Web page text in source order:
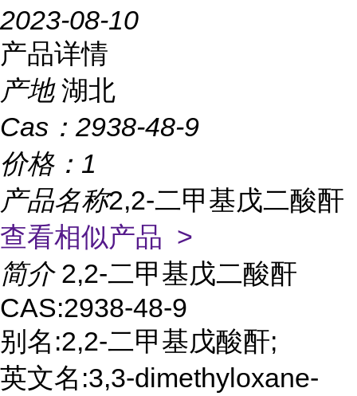
2023-08-10
产品详情
产地 湖北
Cas： 2938-48-9
价格： 1
产品名称2,2-二甲基戊二酸酐
查看相似产品 >
简介 2,2-二甲基戊二酸酐
CAS:2938-48-9
别名:2,2-二甲基戊酸酐;
英文名:3,3-dimethyloxane-